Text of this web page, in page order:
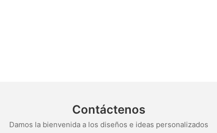
Contáctenos
Damos la bienvenida a los diseños e ideas personalizados